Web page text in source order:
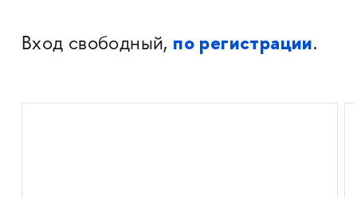
Вход свободный, по регистрации.